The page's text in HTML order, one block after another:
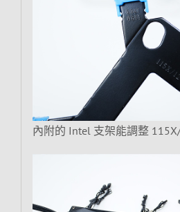
內附的 Intel 支架能調整